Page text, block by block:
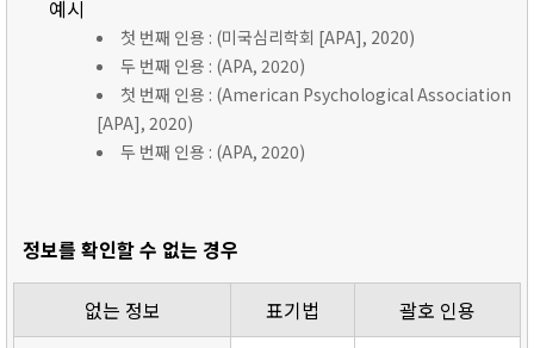
예시
첫 번째 인용 : (미국심리학회 [APA], 2020)
두 번째 인용 : (APA, 2020)
첫 번째 인용 : (American Psychological Association
[APA], 2020)
두 번째 인용 : (APA, 2020)
정보를 확인할 수 없는 경우
없는 정보 표기법 괄호 인용